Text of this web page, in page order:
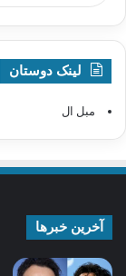
لینک دوستان
مبل ال
آخرین خبرها